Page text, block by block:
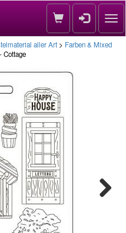
aller Art > Farben & Mixed
Cottage